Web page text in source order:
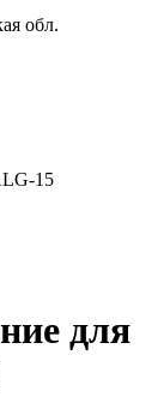
обл.
15
для